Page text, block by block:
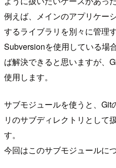
例えば、メインのアプリケー
するライブラリを別々に管理
Subversionを使用している場
ば解決できると思いますが、
使用します。
サブモジュールを使うと、Git
リのサブディレクトリとして
す。
今回はこのサブモジュールに